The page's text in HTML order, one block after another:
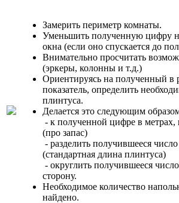
Замерить периметр комнаты.
Уменьшить полученную цифру
окна (если оно спускается до
Внимательно просчитать
(эркеры, колонны и т.д.)
Ориентируясь на полученный в
показатель, определить
плинтуса.
Делается это следующим
- к полученной цифре в метрах,
(про запас)
- разделить получившееся
(стандартная длина плинтуса)
- округлить получившееся
сторону.
Необходимое количество
найдено.